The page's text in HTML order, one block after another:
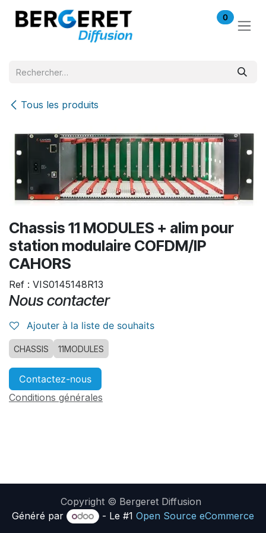
Se rendre au contenu
0
Tous les produits
Chassis 11 MODULES + alim pour
station modulaire COFDM/IP
CAHORS
Ref : VIS0145148R13
Nous contacter
Ajouter à la liste de souhaits
CHASSIS 11MODULES
Contactez-nous
Conditions générales
Copyright © Bergeret Diffusion
Généré par
- Le #1 Open Source eCommerce